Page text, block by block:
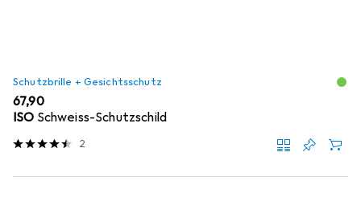
Schutzbrille + Gesichtsschutz
EUR
67,90
ISO Schweiss-Schutzschild
2